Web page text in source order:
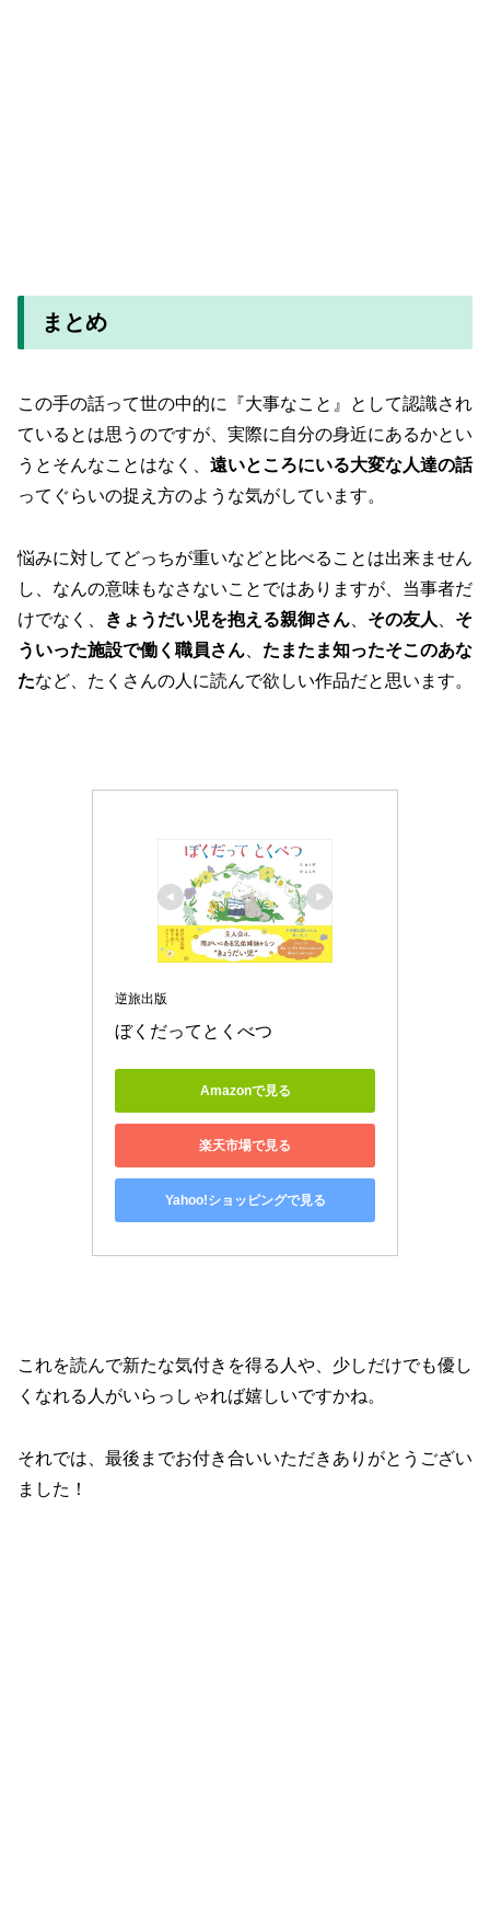
まとめ
この手の話って世の中的に『大事なこと』として認識され
ているとは思うのですが、実際に自分の身近にあるかとい
うとそんなことはなく、 遠いところにいる大変な人達の話
ってぐらいの捉え方のような気がしています。
悩みに対してどっちが重いなどと比べることは出来ません
し、なんの意味もなさないことではありますが、当事者だ
けでなく、
きょうだい児を抱える親御さん その友人
そ
ういった施設で働く職員さん
たまたま知ったそこのあな
たなど、たくさんの人に読んで欲しい作品だと思います。
逆旅出版
ぼくだってとくべつ
Amazonで見る
楽天市場で見る
Yahoo!ショッピングで見る
これを読んで新たな気付きを得る人や、少しだけでも優し
くなれる人がいらっしゃれば嬉しいですかね。
それでは、最後までお付き合いいただきありがとうござい
ました！